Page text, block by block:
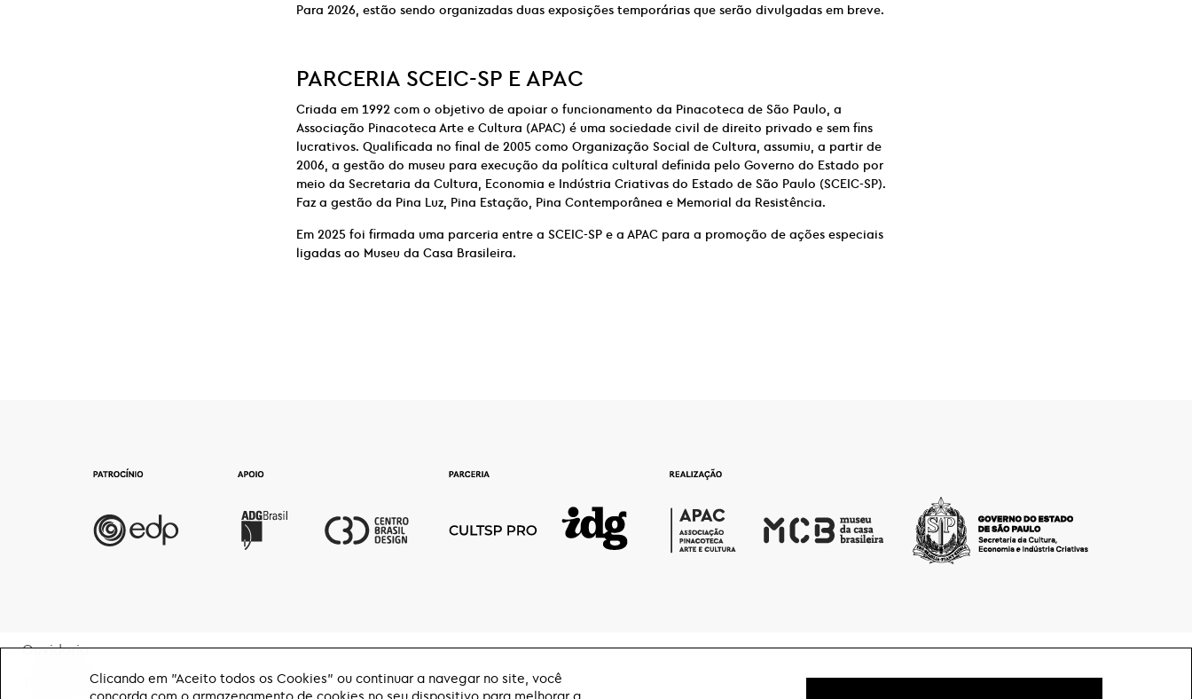
Para 2026, estão sendo organizadas duas exposições temporárias que serão divulgadas em breve.
PARCERIA SCEIC-SP EAPAC
Criada em 1992 com o objetivo de apoiar o funcionamento da Pinacoteca de São Paulo, a
Associação Pinacoteca Arte e Cultura (APAC) é uma sociedade civil de direito privado e sem fins
lucrativos. Qualificada no final de 2005 como Organização Social de Cultura, assumiu, a partir de
2006, a gestão do museu para execução da política cultural definida pelo Governo do Estado por
meio da Secretaria da Cultura, Economia e Indústria Criativas do Estado de São Paulo (SCEIC-SP).
Faz a gestão da Pina Luz, Pina Estação, Pina Contemporânea e Memorial da Resistência.
Em 2025 foi firmada uma parceria entre a SCEIC-SP e a APAC para a promoção de ações especiais
ligadas ao Museu da Casa Brasileira.
Ouvidoria
TransparênciaClicando em "Aceito todos os Cookies" ou continuar a navegar no site, você